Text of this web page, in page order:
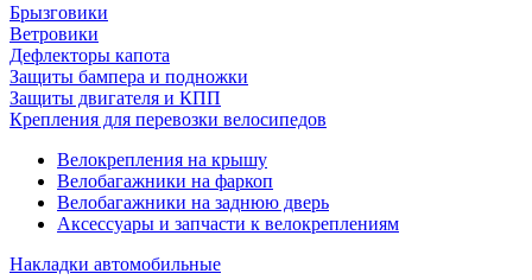
Брызговики
Ветровики
Дефлекторы капота
Защиты бампера и подножки
Защиты двигателя и КПП
Крепления для перевозки велосипедов
Велокрепления на крышу
Велобагажники на фаркоп
Велобагажники на заднюю дверь
Аксессуары и запчасти к велокреплениям
Накладки автомобильные